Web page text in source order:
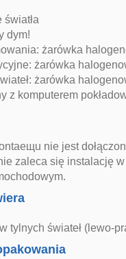
światła
dym!
żarówka
żarówka
żarówka
z komputerem
nie jest
zaleca się instalację
tylnych świateł (lewo-